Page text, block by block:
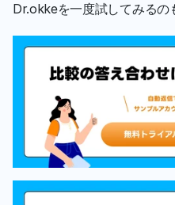
Dr.okkeを一度試してみるの